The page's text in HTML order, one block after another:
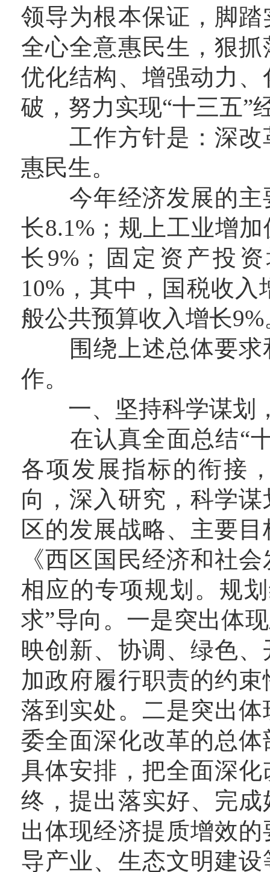
领导为根本保证，脚
全心全意惠民生，狠
优化结构、增强动力
破，努力实现“十三五”
工作方针是：深改
惠民生。
今年经济发展的主
长8.1%；规上工业增
长9%；固定资产投
10%，其中，国税收入
般公共预算收入增长9%
围绕上述总体要求
作。
一、坚持科学谋划，
在认真全面总结“十
各项发展指标的衔接
向，深入研究，科学
区的发展战略、主要
《西区国民经济和社
相应的专项规划。规
求”导向。一是突出体
映创新、协调、绿色
加政府履行职责的约
落到实处。二是突出
委全面深化改革的总
具体安排，把全面深
终，提出落实好、完
出体现经济提质增效
导产业、生态文明建